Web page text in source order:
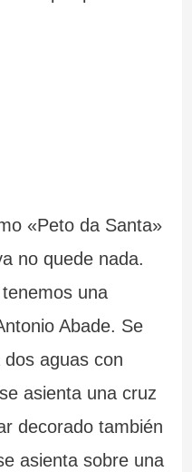
«Peto da Santa»
no quede nada.
una
Abade. Se
aguas con
asienta una cruz
decorado también
asienta sobre una